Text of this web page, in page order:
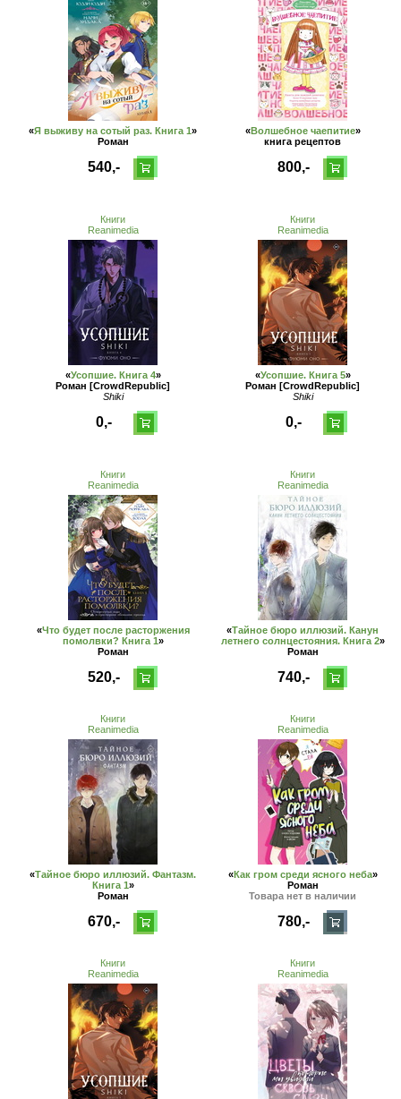
«Я выживу на сотый раз. Книга 1»
Роман
540,-
«Волшебное чаепитие»
книга рецептов
800,-
Книги
Reanimedia
«Усопшие. Книга 4»
Роман [CrowdRepublic]
Shiki
0,-
Книги
Reanimedia
«Усопшие. Книга 5»
Роман [CrowdRepublic]
Shiki
0,-
Книги
Reanimedia
«Что будет после расторжения
помолвки? Книга 1»
Роман
520,-
Книги
Reanimedia
«Тайное бюро иллюзий. Канун
летнего солнцестояния. Книга 2»
Роман
740,-
Книги
Reanimedia
«Тайное бюро иллюзий. Фантазм.
Книга 1»
Роман
670,-
Книги
Reanimedia
«Как гром среди ясного неба»
Роман
Товара нет в наличии
780,-
Книги
Reanimedia
Книги
Reanimedia